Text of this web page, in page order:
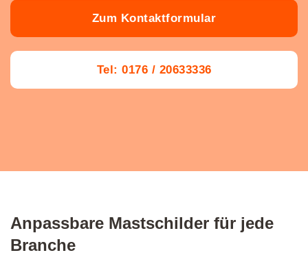
Zum Kontaktformular
Tel: 0176 / 20633336
Anpassbare Mastschilder für jede
Branche